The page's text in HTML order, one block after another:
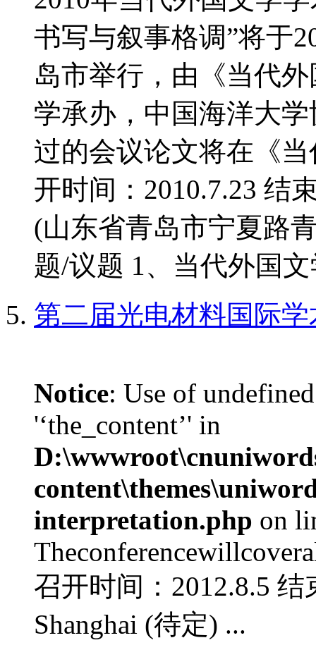
书写与叙事格调”将于
岛市举行，由《当代
学承办，中国海洋大
过的会议论文将在《
开时间：2010.7.23 结
(山东省青岛市宁夏路
题/议题 1、当代外国文
第二届光电材料国际
Notice: Use of
'‘the_content’' in
interpretation.php on
召开时间：2012.8.5
Shanghai (待定) ...